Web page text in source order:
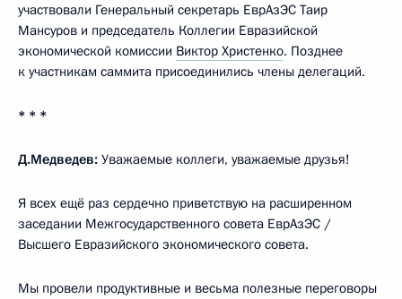
участвовали Генеральный секретарь ЕврАзЭС Таир
Мансуров и председатель Коллегии Евразийской
экономической комиссии Виктор Христенко. Позднее
к участникам саммита присоединились члены делегаций.
* * *
Д.Медведев: Уважаемые коллеги, уважаемые друзья!
Я всех ещё раз сердечно приветствую на расширенном
заседании Межгосударственного совета ЕврАзЭС /
Высшего Евразийского экономического совета.
Мы провели продуктивные и весьма полезные переговоры